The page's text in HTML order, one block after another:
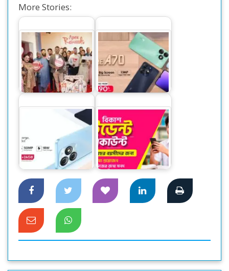
More Stories:
এপেক্স রিওয়ার্ডস
মেম্বারের মাইলফলক
উদযাপন
১২ জিবি র‍্যামের নতুন
অসাম স্মার্টফোন
আইটেল এ৭০
দেশের বাজারে আইটেল
পি৫৫
বিকাশের স্টুডেন্ট
অ্যাকাউন্ট ক্যাশলেস
লেনদেনে…